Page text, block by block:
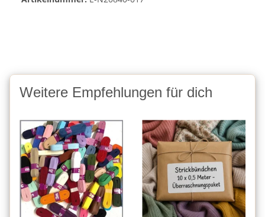
Weitere Empfehlungen für dich